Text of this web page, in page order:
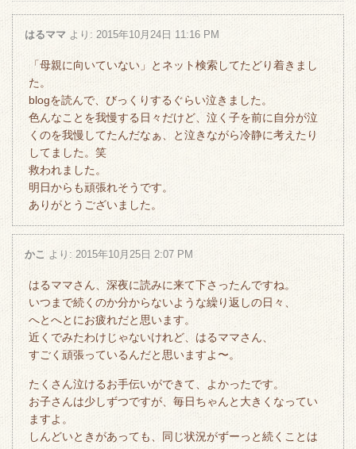
はるママ より: 2015年10月24日 11:16 PM
「母親に向いていない」とネット検索してたどり着きまし
た。
blogを読んで、びっくりするぐらい泣きました。
色んなことを我慢する日々だけど、泣く子を前に自分が泣
くのを我慢してたんだなぁ、と泣きながら冷静に考えたり
してました。笑
救われました。
明日からも頑張れそうです。
ありがとうございました。
かこ より: 2015年10月25日 2:07 PM
はるママさん、深夜に読みに来て下さったんですね。
いつまで続くのか分からないような繰り返しの日々、
へとへとにお疲れだと思います。
近くでみたわけじゃないけれど、はるママさん、
すごく頑張っているんだと思いますよ〜。
たくさん泣けるお手伝いができて、よかったです。
お子さんは少しずつですが、毎日ちゃんと大きくなってい
ますよ。
しんどいときがあっても、同じ状況がずーっと続くことは